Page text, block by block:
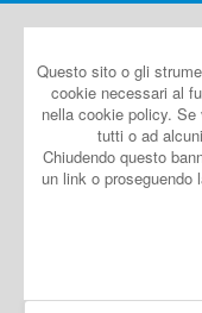
Questo sito o gli
cookie necessari al
nella cookie policy.
tutti o ad
Chiudendo questo
un link o proseguendo